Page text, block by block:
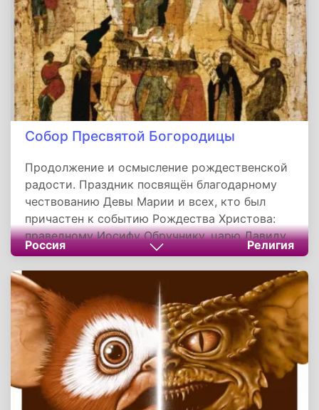
женских рук, принимающих новую
Собор Пресвятой Богородицы
Продолжение и осмысление рождественской
радости. Праздник посвящён благодарному
чествованию Девы Марии и всех, кто был
причастен к событию Рождества Христова:
праведному Иосифу Обручнику, царю Давиду
и апостолу Иакову. Его смысл — показать, что
Божественное чудо совершается через людей,
чья вера и верность становятся мостом
между Богом и человечеством. Этот день
напоминает о глубокой связи священной
истории с человеческими судьбами и служит
примером смирения, доверия и служения.
Россия Религия